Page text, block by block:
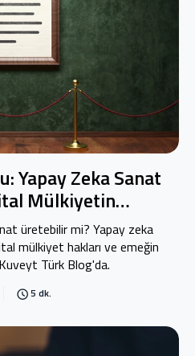
Yapay Zeka Sanat
Mülkiyetin
üretebilir mi? Yapay zeka
mülkiyet hakları ve emeğin
Türk Blog'da.
5 dk.